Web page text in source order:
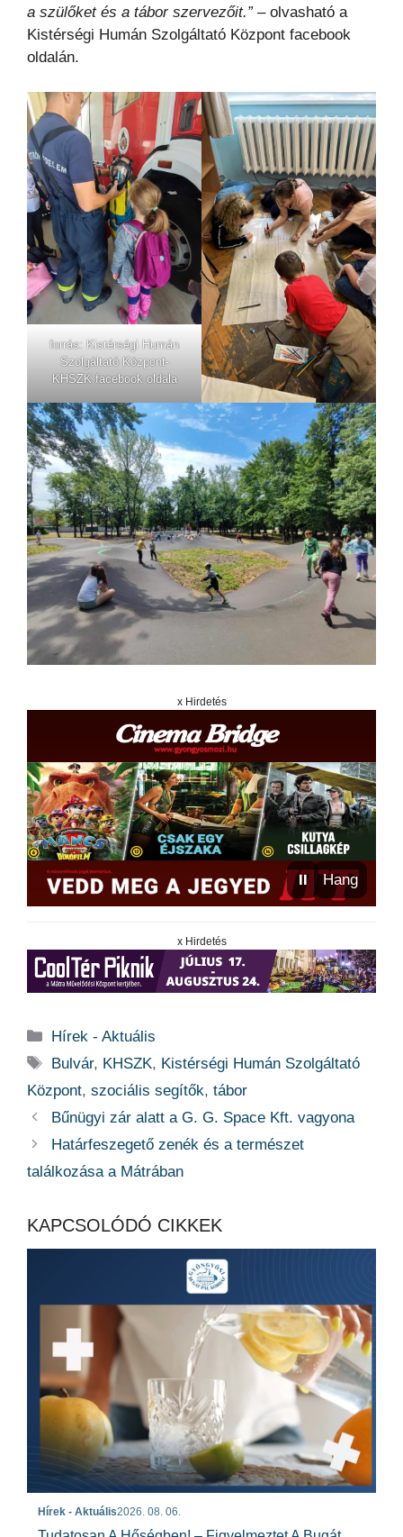
a szülőket és a tábor szervezőit.”– olvasható a
Kistérségi Humán Szolgáltató Központ facebook
oldalán.
forrás: Kistérségi Humán
Szolgáltató Központ-
KHSZK facebook oldala
x Hirdetés
⏸ Hang
x Hirdetés
Kategória
Hírek - Aktuális
Címkék
Bulvár, KHSZK, Kistérségi Humán Szolgáltató
Központ, szociális segítők, tábor
Bűnügyi zár alatt a G. G. Space Kft. vagyona
Határfeszegető zenék és a természet
találkozása a Mátrában
KAPCSOLÓDÓ CIKKEK
Hírek - Aktuális2026. 08. 06.